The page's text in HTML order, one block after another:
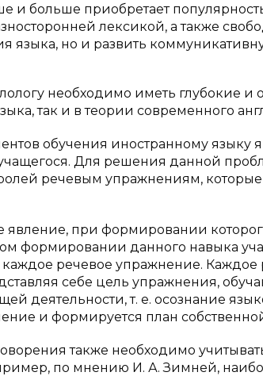
и больше приобретает
лексикой, а также
языка, но и развить
необходимо иметь глубокие
так и в теории современного
обучения иностранному языку
Для решения данной
речевым упражнениям,
при формировании
формировании данного навыка
речевое упражнение. Каждое
себе цель упражнения,
деятельности, т. е. осознание
и формируется план
также необходимо
по мнению И. А. Зимней,